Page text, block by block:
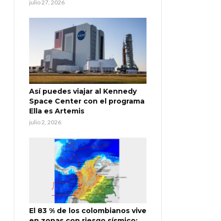
julio 27, 2026
Así puedes viajar al Kennedy
Space Center con el programa
Ella es Artemis
julio 2, 2026
El 83 % de los colombianos vive